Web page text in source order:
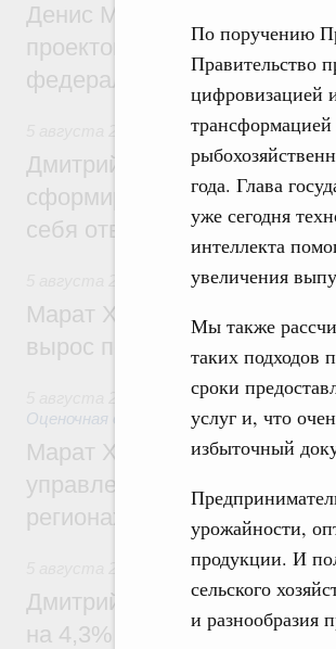
По поручению
Правительство
цифровизацией
года. Глава
уже сегодня
интеллекта
увеличения
Мы также
таких подходов
сроки
услуг и, что
избыточный
урожайности,
продукции. И
сельского
и разнообразия
Денис Мантуров провёл
проектов института
федеральном округе
Молодёжная политика
Дмитрий Чернышенко:
сформировал целое
себя ответственность за
Национальный
Марат Хуснуллин: Ввод
вырос почти на треть
Земельные
Оценочная деятельность
Марат Хуснуллин: По
управление «ДОМ.РФ»
регионах
Внутренний и
Дмитрий Чернышенко:
на 4,3%, въездной – на